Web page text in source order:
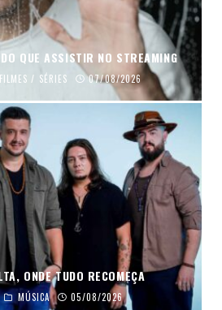
QUE ASSISTIR NO STREAMING
FILMES / SÉRIES 07/08/2026
ONDE TUDO RECOMEÇA
MÚSICA 05/08/2026